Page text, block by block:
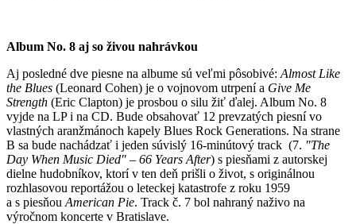
Album No. 8 aj so živou nahrávkou
Aj posledné dve piesne na albume sú veľmi pôsobivé: Almost Like
the Blues (Leonard Cohen) je o vojnovom utrpení a Give Me
Strength (Eric Clapton) je prosbou o silu žiť ďalej. Album No. 8
vyjde na LP i na CD. Bude obsahovať 12 prevzatých piesní vo
vlastných aranžmánoch kapely Blues Rock Generations. Na strane
B sa bude nachádzať i jeden súvislý 16-minútový track (7. "The
Day When Music Died" – 66 Years After) s piesňami z autorskej
dielne hudobníkov, ktorí v ten deň prišli o život, s originálnou
rozhlasovou reportážou o leteckej katastrofe z roku 1959
a s piesňou American Pie. Track č. 7 bol nahraný naživo na
výročnom koncerte v Bratislave.